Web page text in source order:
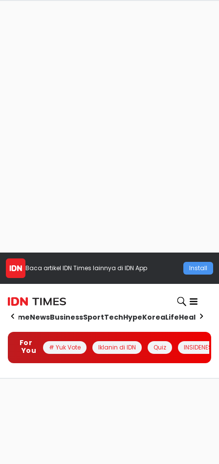
Baca artikel IDN Times lainnya di IDN App Install
HomeNewsBusinessSportTechHypeKoreaLifeHealth
For
You
# Yuk Vote Iklanin di IDN Quiz INSIDENESIA